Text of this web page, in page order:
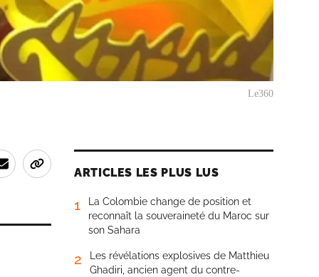
Le360
ARTICLES LES PLUS LUS
1
La Colombie change de position et
reconnaît la souveraineté du Maroc sur
son Sahara
2
Les révélations explosives de Matthieu
Ghadiri, ancien agent du contre-